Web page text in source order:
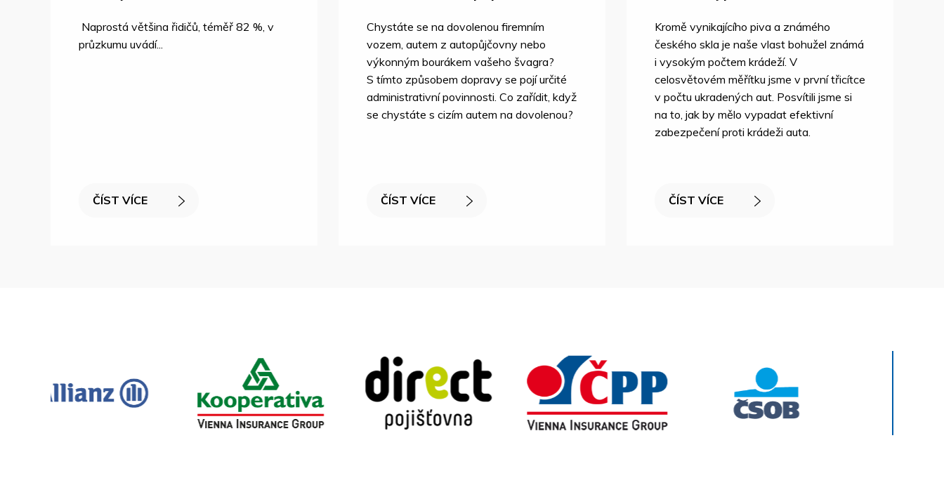
Naprostá většina řidičů, téměř 82 %, v
průzkumu uvádí...
ČÍST VÍCE
Chystáte se na dovolenou firemním
vozem, autem z autopůjčovny nebo
výkonným bourákem vašeho švagra?
S tímto způsobem dopravy se pojí určité
administrativní povinnosti. Co zařídit, když
se chystáte s cizím autem na dovolenou?
ČÍST VÍCE
Kromě vynikajícího piva a známého
českého skla je naše vlast bohužel známá
i vysokým počtem krádeží. V
celosvětovém měřítku jsme v první třicítce
v počtu ukradených aut. Posvítili jsme si
na to, jak by mělo vypadat efektivní
zabezpečení proti krádeži auta.
ČÍST VÍCE